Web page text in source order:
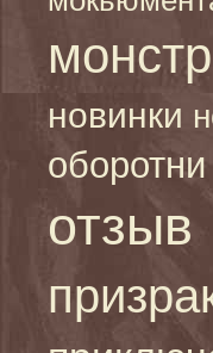
новинки
оборотни
отзыв